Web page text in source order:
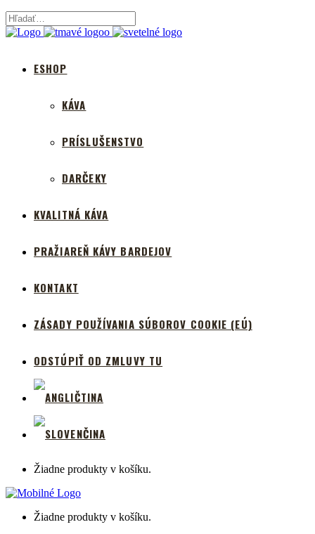
ESHOP
KÁVA
PRÍSLUŠENSTVO
DARČEKY
KVALITNÁ KÁVA
PRAŽIAREŇ KÁVY BARDEJOV
KONTAKT
ZÁSADY POUŽÍVANIA SÚBOROV COOKIE (EÚ)
ODSTÚPIŤ OD ZMLUVY TU
Žiadne produkty v košíku.
Žiadne produkty v košíku.